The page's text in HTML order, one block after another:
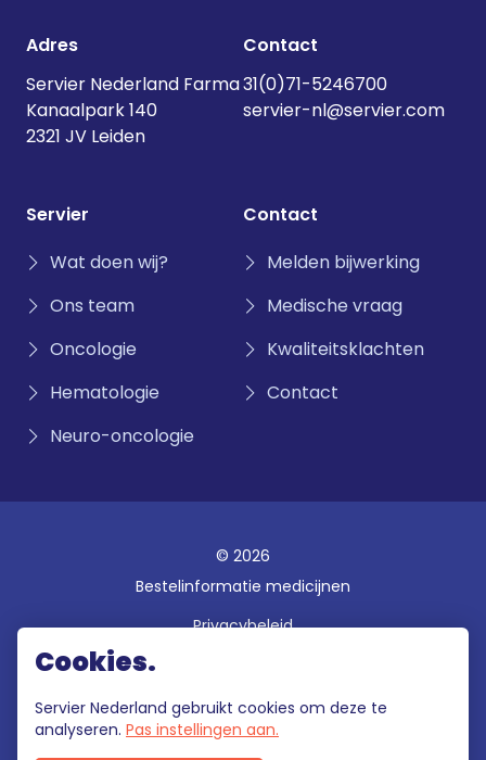
Adres
Servier Nederland Farma
Kanaalpark 140
2321 JV Leiden
Contact
31(0)71-5246700
servier-nl@servier.com
Servier
Wat doen wij?
Ons team
Oncologie
Hematologie
Neuro-oncologie
Contact
Melden bijwerking
Medische vraag
Kwaliteitsklachten
Contact
© 2026
Bestelinformatie medicijnen
Privacybeleid
Gebruiksvoorwaarden
Klokkenluidersregeling
Cookies.
Servier Nederland gebruikt cookies om deze te
analyseren. Pas instellingen aan.